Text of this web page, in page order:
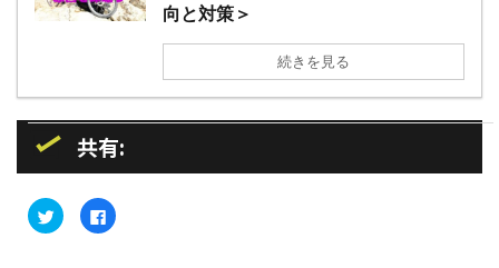
向と対策＞
続きを見る
共有:
ク
リ
F
a